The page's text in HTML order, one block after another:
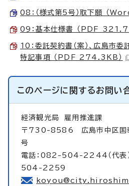
08：（様式第5号）取下願 （
09：基本仕様書 （PDF
10：委託契約書（案）、広島市
特記事項 （PDF 274.3KB）
このページに関するお問い
経済観光局雇用推進課
〒730-8586 広島市中区国
号
電話：082-504-2244（代表
504-2259